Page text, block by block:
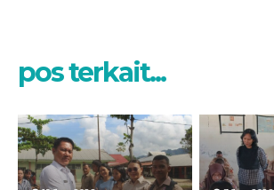
pos terkait...